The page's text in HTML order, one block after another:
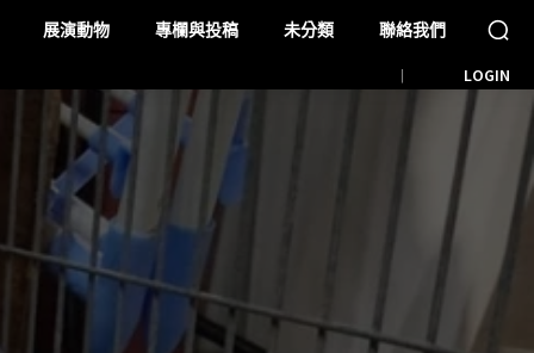
展演動物 專欄與投稿 未分類 聯絡我們
LOGIN